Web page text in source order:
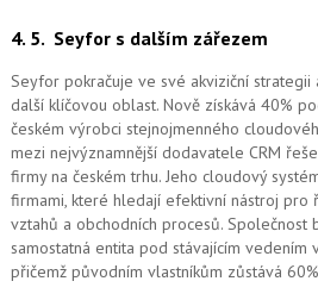
4. 5. Seyfor s dalším zářezem
Seyfor pokračuje ve své akviziční
další klíčovou oblast. Nově získává 40%
českém výrobci stejnojmenného
mezi nejvýznamnější dodavatele CRM
firmy na českém trhu. Jeho cloudový
firmami, které hledají efektivní nástroj pro
vztahů a obchodních procesů. Společnost
samostatná entita pod stávajícím vedením
přičemž původním vlastníkům zůstává